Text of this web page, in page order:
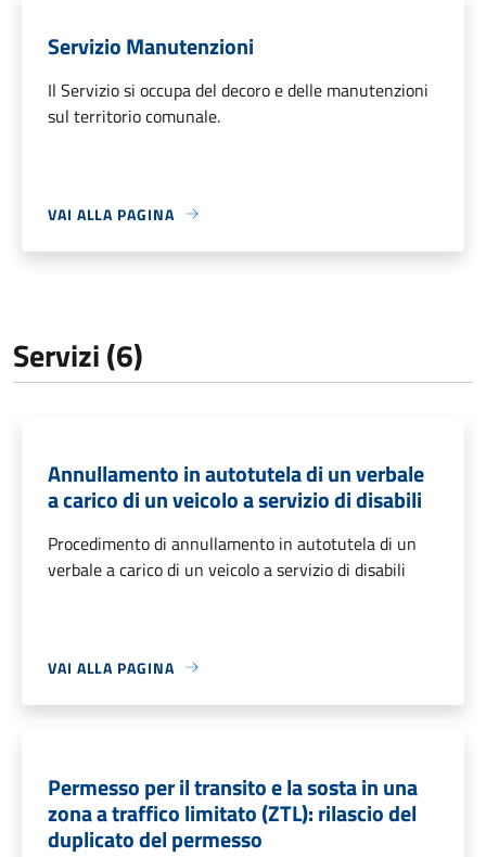
Servizio Manutenzioni
Il Servizio si occupa del decoro e delle manutenzioni
sul territorio comunale.
VAI ALLA PAGINA
Servizi (6)
Annullamento in autotutela di un verbale
a carico di un veicolo a servizio di disabili
Procedimento di annullamento in autotutela di un
verbale a carico di un veicolo a servizio di disabili
VAI ALLA PAGINA
Permesso per il transito e la sosta in una
zona a traffico limitato (ZTL): rilascio del
duplicato del permesso